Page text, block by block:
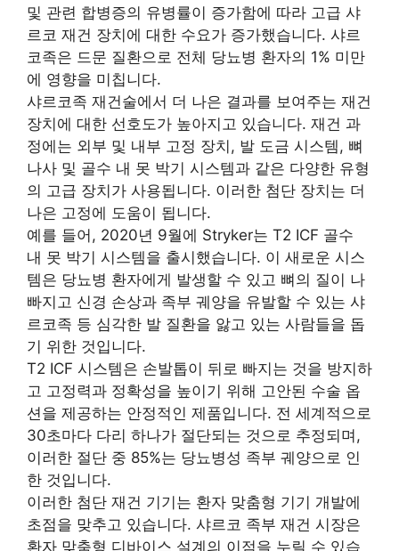
및 관련 합병증의 유병률이 증가함에 따라 고급 샤
르코 재건 장치에 대한 수요가 증가했습니다. 샤르
코족은 드문 질환으로 전체 당뇨병 환자의 1% 미만
에 영향을 미칩니다.
샤르코족 재건술에서 더 나은 결과를 보여주는 재건
장치에 대한 선호도가 높아지고 있습니다. 재건 과
정에는 외부 및 내부 고정 장치, 발 도금 시스템, 뼈
나사 및 골수 내 못 박기 시스템과 같은 다양한 유형
의 고급 장치가 사용됩니다. 이러한 첨단 장치는 더
나은 고정에 도움이 됩니다.
예를 들어, 2020년 9월에 Stryker는 T2 ICF 골수
내 못 박기 시스템을 출시했습니다. 이 새로운 시스
템은 당뇨병 환자에게 발생할 수 있고 뼈의 질이 나
빠지고 신경 손상과 족부 궤양을 유발할 수 있는 샤
르코족 등 심각한 발 질환을 앓고 있는 사람들을 돕
기 위한 것입니다.
T2 ICF 시스템은 손발톱이 뒤로 빠지는 것을 방지하
고 고정력과 정확성을 높이기 위해 고안된 수술 옵
션을 제공하는 안정적인 제품입니다. 전 세계적으로
30초마다 다리 하나가 절단되는 것으로 추정되며,
이러한 절단 중 85%는 당뇨병성 족부 궤양으로 인
한 것입니다.
이러한 첨단 재건 기기는 환자 맞춤형 기기 개발에
초점을 맞추고 있습니다. 샤르코 족부 재건 시장은
환자 맞춤형 디바이스 설계의 이점을 누릴 수 있습